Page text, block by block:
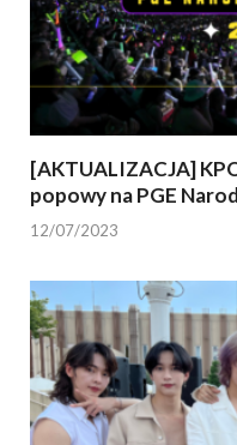
[AKTUALIZACJA]
popowy na PGE
12/07/2023